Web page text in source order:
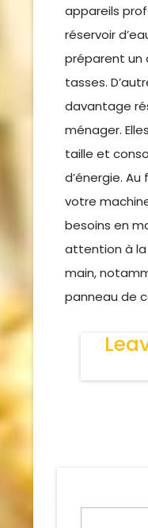
appareils
réservoir
préparent un
tasses.
davantage
ménager.
taille et
d’énergie.
votre
besoins en
attention à
main,
panneau de